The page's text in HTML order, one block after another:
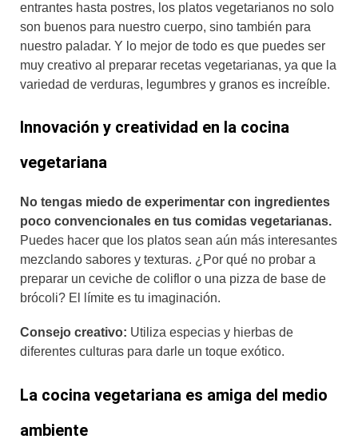
entrantes hasta postres, los platos vegetarianos no solo
son buenos para nuestro cuerpo, sino también para
nuestro paladar. Y lo mejor de todo es que puedes ser
muy creativo al preparar recetas vegetarianas, ya que la
variedad de verduras, legumbres y granos es increíble.
Innovación y creatividad en la cocina
vegetariana
No tengas miedo de experimentar con ingredientes
poco convencionales en tus comidas vegetarianas.
Puedes hacer que los platos sean aún más interesantes
mezclando sabores y texturas. ¿Por qué no probar a
preparar un ceviche de coliflor o una pizza de base de
brócoli? El límite es tu imaginación.
Consejo creativo: Utiliza especias y hierbas de
diferentes culturas para darle un toque exótico.
La cocina vegetariana es amiga del medio
ambiente